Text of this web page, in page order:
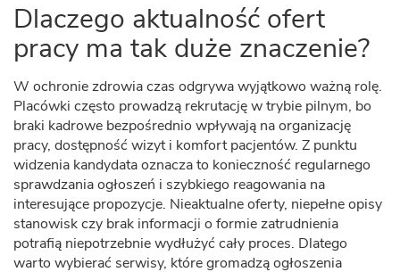
Dlaczego aktualność ofert
pracy ma tak duże znaczenie?
W ochronie zdrowia czas odgrywa wyjątkowo ważną rolę.
Placówki często prowadzą rekrutację w trybie pilnym, bo
braki kadrowe bezpośrednio wpływają na organizację
pracy, dostępność wizyt i komfort pacjentów. Z punktu
widzenia kandydata oznacza to konieczność regularnego
sprawdzania ogłoszeń i szybkiego reagowania na
interesujące propozycje. Nieaktualne oferty, niepełne opisy
stanowisk czy brak informacji o formie zatrudnienia
potrafią niepotrzebnie wydłużyć cały proces. Dlatego
warto wybierać serwisy, które gromadzą ogłoszenia